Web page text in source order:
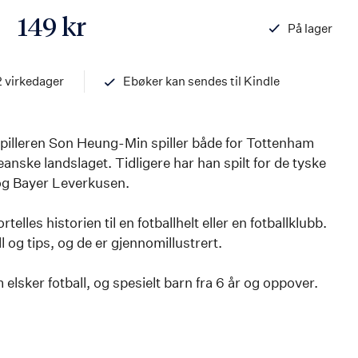
149 kr
På lager
virkedager
Ebøker kan sendes til Kindle
Son Heung-Min spiller både for Tottenham
landslaget. Tidligere har han spilt for de tyske
Bayer Leverkusen.
historien til en fotballhelt eller en fotballklubb.
og tips, og de er gjennomillustrert.
elsker fotball, og spesielt barn fra 6 år og oppover.